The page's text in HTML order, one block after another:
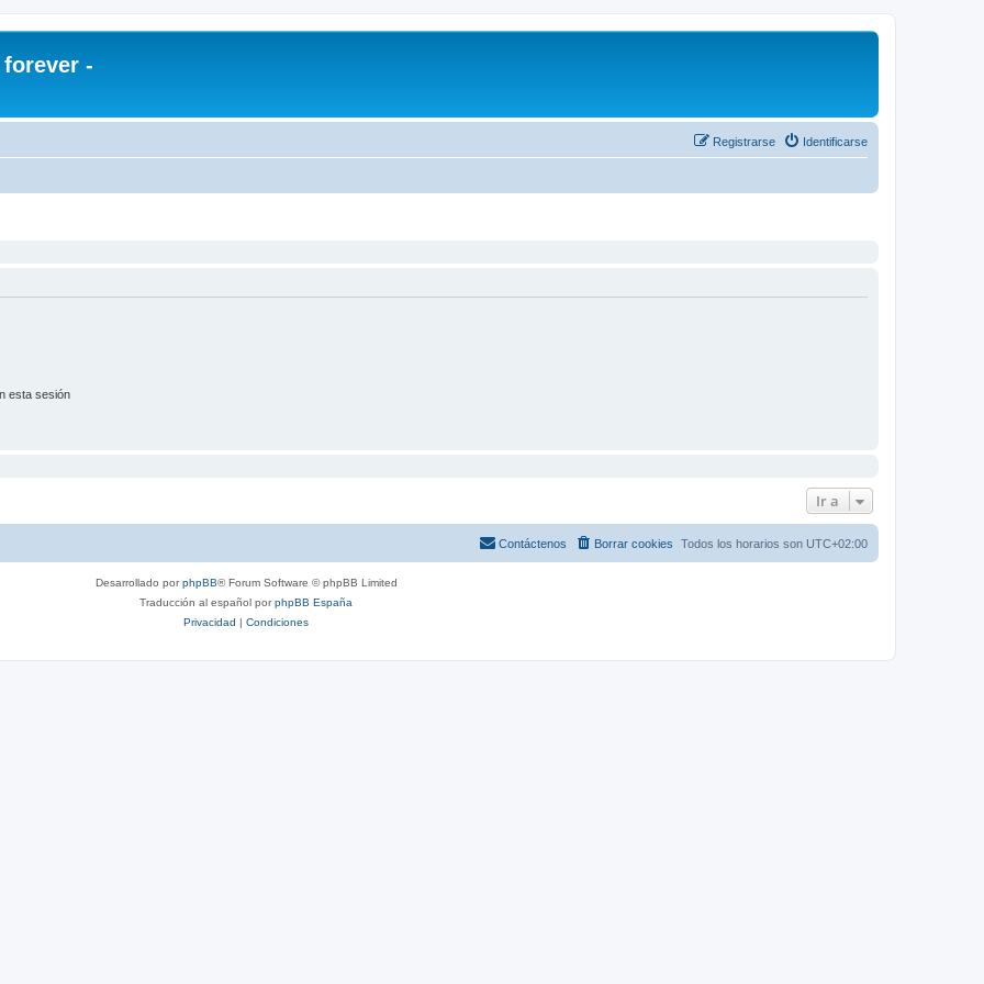
forever -
Identificarse
Registrarse
esta sesión
Ir a
Todos los horarios son UTC+02:00
Borrar cookies
Contáctenos
Desarrollado porphpBB® Forum Software © phpBB Limited
Traducción al español porphpBB España
Privacidad | Condiciones